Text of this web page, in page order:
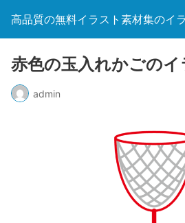
高品質の無料イラスト素材集のイ
赤色の玉入れかごのイ
admin